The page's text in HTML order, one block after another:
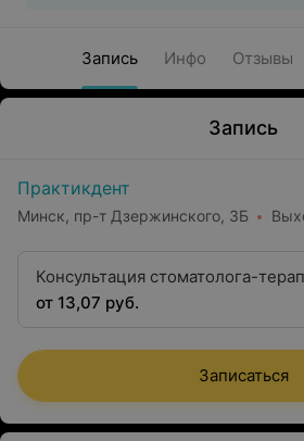
Запись Инфо Отзывы
Запись
Практикдент
Минск, пр-т Дзержинского, 3Б
Консультация стоматолога-
от 13,07 руб.
Записаться